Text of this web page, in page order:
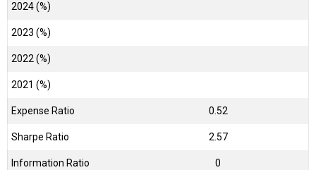
2024 (%)
2023 (%)
2022 (%)
2021 (%)
Expense Ratio 0.52
Sharpe Ratio 2.57
Information Ratio 0